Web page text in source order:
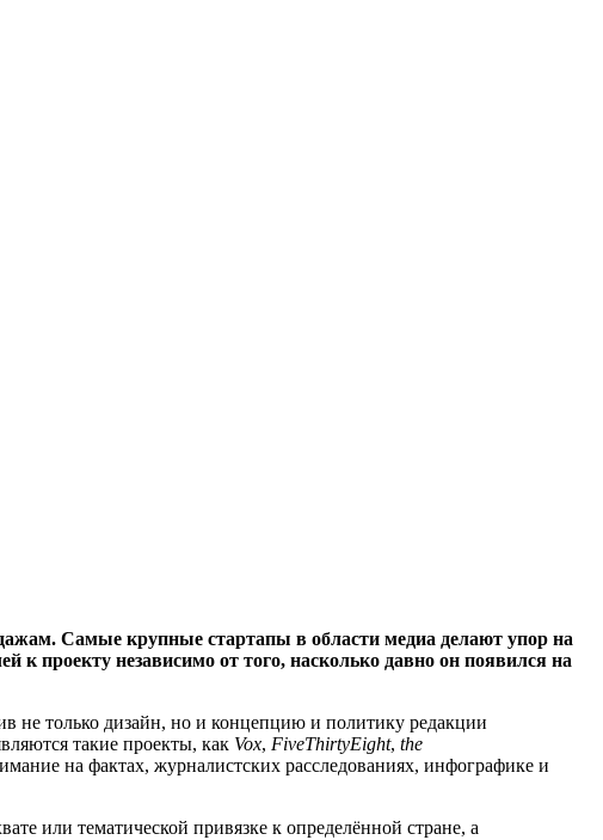
Самые крупные стартапы в области медиа делают упор на
проекту независимо от того, насколько давно он появился на
не только дизайн, но и концепцию и политику редакции
такие проекты, как Vox, FiveThirtyEight, the
на фактах, журналистских расследованиях, инфографике и
или тематической привязке к определённой стране, а